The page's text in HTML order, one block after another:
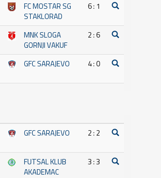
FC MOSTAR SG
STAKLORAD
6 : 1
MNK SLOGA
GORNJI VAKUF
2 : 6
GFC SARAJEVO 4 : 0
GFC SARAJEVO 2 : 2
FUTSAL KLUB
AKADEMAC
3 : 3